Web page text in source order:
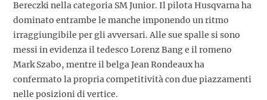
Bereczki nella categoria SM Junior. Il pilota Husqvarna ha
dominato entrambe le manche imponendo un ritmo
irraggiungibile per gli avversari. Alle sue spalle si sono
messi in evidenza il tedesco Lorenz Bang e il romeno
Mark Szabo, mentre il belga Jean Rondeaux ha
confermato la propria competitività con due piazzamenti
nelle posizioni di vertice.